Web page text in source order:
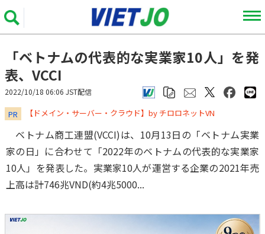
「ベトナムの代表的な実業家10人」を発
表、VCCI
2022/10/18 06:06 JST配信
PR ​​​​​​​【ドメイン・サーバー・クラウド】by チロロネットVN
ベトナム商工連盟(VCCI)は、10月13日の「ベトナム実業
家の日」に合わせて「2022年のベトナムの代表的な実業家
10人」を発表した。実業家10人が運営する企業の2021年売
上高は計746兆VND(約4兆5000...